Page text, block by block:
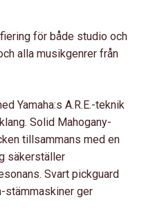
för både studio och
alla musikgenrer från
Yamaha:s A.R.E.-teknik
Solid Mahogany-
tillsammans med en
säkerställer
Svart pickguard
stämmaskiner ger